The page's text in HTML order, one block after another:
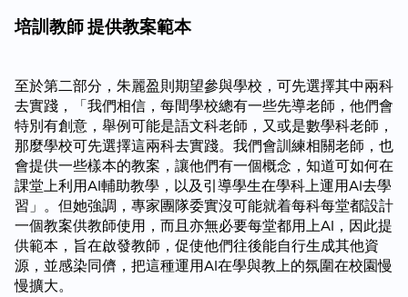
培訓教師 提供教案範本
至於第二部分，朱麗盈則期望參與學校，可先選擇其中兩科
去實踐，「我們相信，每間學校總有一些先導老師，他們會
特別有創意，舉例可能是語文科老師，又或是數學科老師，
那麼學校可先選擇這兩科去實踐。我們會訓練相關老師，也
會提供一些樣本的教案，讓他們有一個概念，知道可如何在
課堂上利用AI輔助教學，以及引導學生在學科上運用AI去學
習」。但她強調，專家團隊委實沒可能就着每科每堂都設計
一個教案供教師使用，而且亦無必要每堂都用上AI，因此提
供範本，旨在啟發教師，促使他們往後能自行生成其他資
源，並感染同儕，把這種運用AI在學與教上的氛圍在校園慢
慢擴大。